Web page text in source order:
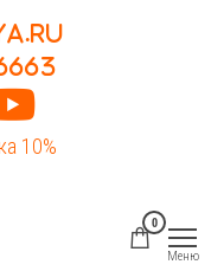
10%
0
Меню